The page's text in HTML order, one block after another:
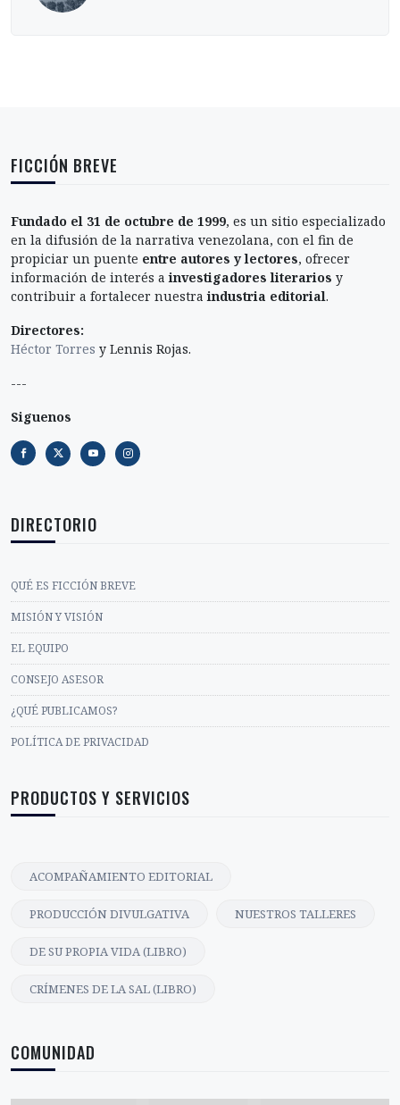
FICCIÓN BREVE
Fundado el 31 de octubre de 1999, es un sitio especializado
en la difusión de la narrativa venezolana, con el fin de
propiciar un puente entre autores y lectores, ofrecer
información de interés ainvestigadores literarios y
contribuir a fortalecer nuestraindustria editorial.
Directores:
Héctor Torres y Lennis Rojas.
---
Siguenos
DIRECTORIO
QUÉ ES FICCIÓN BREVE
MISIÓN Y VISIÓN
EL EQUIPO
CONSEJO ASESOR
¿QUÉ PUBLICAMOS?
POLÍTICA DE PRIVACIDAD
PRODUCTOS Y SERVICIOS
ACOMPAÑAMIENTO EDITORIAL
PRODUCCIÓN DIVULGATIVA NUESTROS TALLERES
DE SU PROPIA VIDA (LIBRO)
CRÍMENES DE LA SAL (LIBRO)
COMUNIDAD